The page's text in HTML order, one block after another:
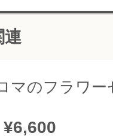
。
ーセラピス
スト)や資格
起業を支援し
連
マのフラワー
¥6,600